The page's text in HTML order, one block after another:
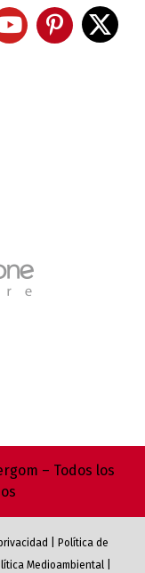
– Todos los
Política de
Medioambiental|